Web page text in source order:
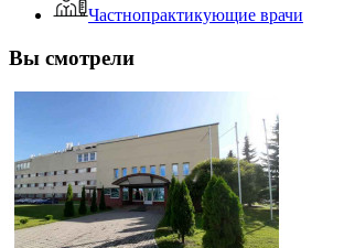
Частнопрактикующие врачи
Вы смотрели